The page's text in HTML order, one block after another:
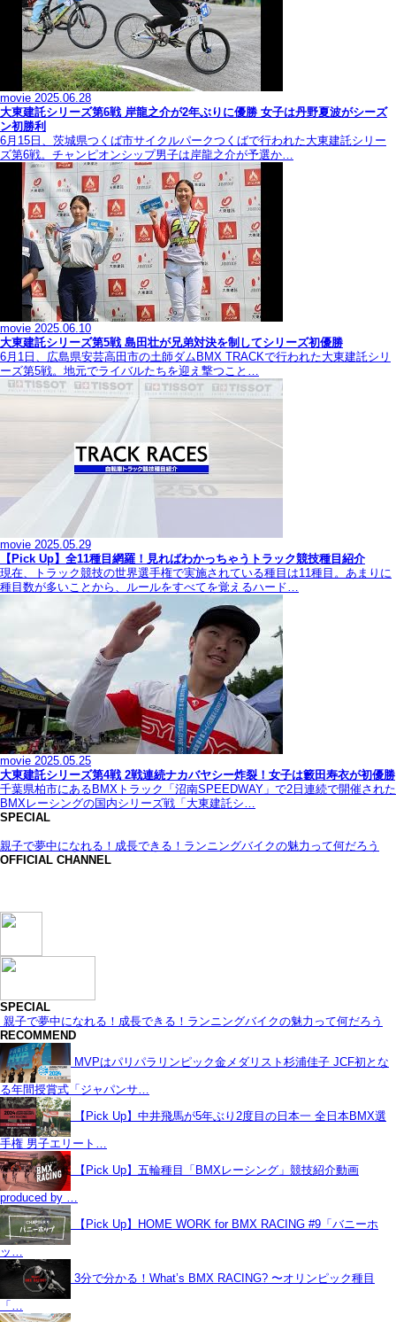
movie 2025.06.28
大東建託シリーズ第6戦 岸龍之介が2年ぶりに優勝 女子は丹野夏波がシーズ
ン初勝利
6月15日、茨城県つくば市サイクルパークつくばで行われた大東建託シリー
ズ第6戦。チャンピオンシップ男子は岸龍之介が予選か…
movie 2025.06.10
大東建託シリーズ第5戦 島田壮が兄弟対決を制してシリーズ初優勝
6月1日、広島県安芸高田市の土師ダムBMX TRACKで行われた大東建託シリ
ーズ第5戦。地元でライバルたちを迎え撃つこと…
movie 2025.05.29
【Pick Up】全11種目網羅！見ればわかっちゃうトラック競技種目紹介
現在、トラック競技の世界選手権で実施されている種目は11種目。あまりに
種目数が多いことから、ルールをすべてを覚えるハード…
movie 2025.05.25
大東建託シリーズ第4戦 2戦連続ナカバヤシー炸裂！女子は籔田寿衣が初優勝
千葉県柏市にあるBMXトラック「沼南SPEEDWAY」で2日連続で開催された
BMXレーシングの国内シリーズ戦「大東建託シ…
SPECIAL
親子で夢中になれる！成長できる！ランニングバイクの魅力って何だろう
OFFICIAL CHANNEL
SPECIAL
親子で夢中になれる！成長できる！ランニングバイクの魅力って何だろう
RECOMMEND
MVPはパリパラリンピック金メダリスト杉浦佳子 JCF初とな
る年間授賞式「ジャパンサ…
【Pick Up】中井飛馬が5年ぶり2度目の日本一 全日本BMX選
手権 男子エリート…
【Pick Up】五輪種目「BMXレーシング」競技紹介動画
produced by …
【Pick Up】HOME WORK for BMX RACING #9「バニーホ
ッ…
3分で分かる！What’s BMX RACING? 〜オリンピック種目
「…